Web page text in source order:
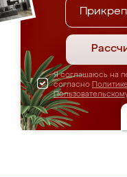
Я соглашаюсь на
согласно